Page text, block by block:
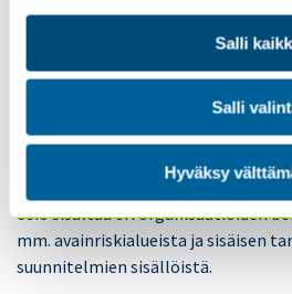
Salli
Salli
Hyväksy
organisaatiotyypeittäin.
keskitytään avainriskialueiden
tarkastussuunnitelmista. Toisessa
sisäisen tarkastuksen
osiossa kuvataan sitä, miten
johdossa näkyvät eri sukupolvet, ja
osio sisältää eri organisaatioiden
mm. avainriskialueista ja sisäisen
suunnitelmien sisällöistä.